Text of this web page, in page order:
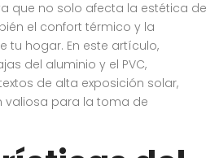
que no solo afecta la estética de
el confort térmico y la
tu hogar. En este artículo,
del aluminio y el PVC,
de alta exposición solar,
valiosa para la toma de